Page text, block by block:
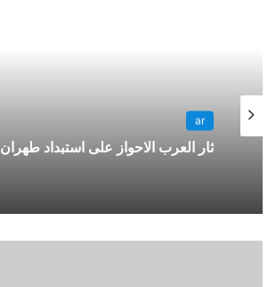
ar
ثار العرب الاحواز على استبداد طهران